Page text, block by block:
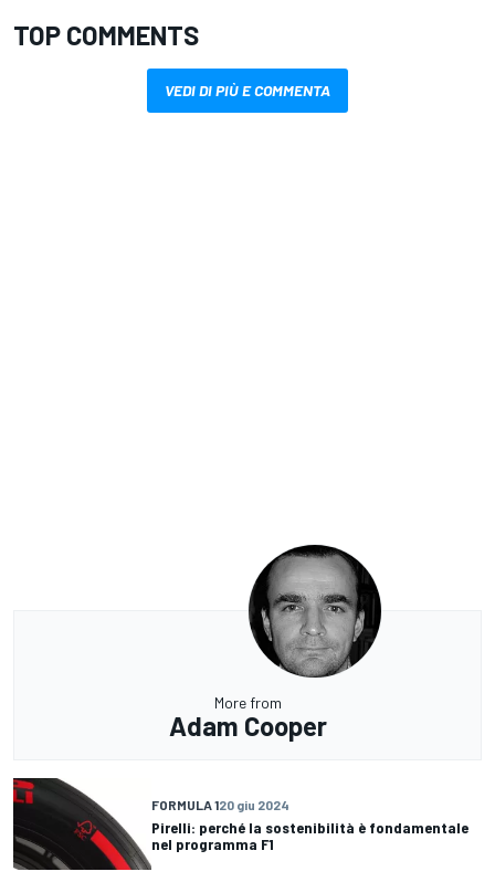
TOP COMMENTS
VEDI DI PIÙ E COMMENTA
More from
Adam Cooper
FORMULA 120 giu 2024
Pirelli: perché la sostenibilità è fondamentale
nel programma F1